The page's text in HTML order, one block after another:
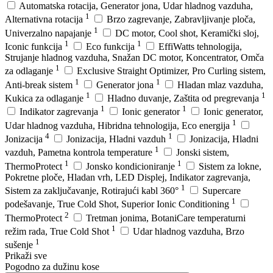
Automatska rotacija, Generator jona, Udar hladnog vazduha,
Alternativna rotacija 1
Brzo zagrevanje, Zabravljivanje ploča,
Univerzalno napajanje 1
DC motor, Cool shot, Keramički sloj,
Iconic funkcija 1 Eco funkcija 1
EffiWatts tehnologija,
Strujanje hladnog vazduha, Snažan DC motor, Koncentrator, Omča
za odlaganje 1
Exclusive Straight Optimizer, Pro Curling sistem,
Anti-break sistem 1 Generator jona 1
Hladan mlaz vazduha,
Kukica za odlaganje 1 Hladno duvanje, Zaštita od pregrevanja 1
Indikator zagrevanja 1 Ionic generator 1
Ionic generator,
Udar hladnog vazduha, Hibridna tehnologija, Eco energija 1
Jonizacija 4 Jonizacija, Hladni vazduh 1
Jonizacija, Hladni
vazduh, Pametna kontrola temperature 1
Jonski sistem,
ThermoProtect 1 Jonsko kondicioniranje 1
Sistem za lokne,
Pokretne ploče, Hladan vrh, LED Displej, Indikator zagrevanja,
Sistem za zaključavanje, Rotirajući kabl 360° 1
Supercare
podešavanje, True Cold Shot, Superior Ionic Conditioning 1
ThermoProtect 2
Tretman jonima, BotaniCare temperaturni
režim rada, True Cold Shot 1
Udar hladnog vazduha, Brzo
sušenje 1
Prikaži sve
Pogodno za dužinu kose